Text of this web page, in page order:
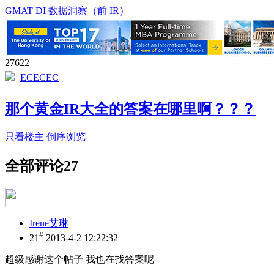
GMAT DI 数据洞察（前 IR）
27622
ECECEC
那个黄金IR大全的答案在哪里啊？？？
只看楼主 倒序浏览
全部评论27
Irene艾琳
21 # 2013-4-2 12:22:32
超级感谢这个帖子 我也在找答案呢